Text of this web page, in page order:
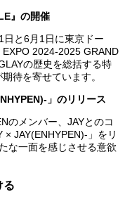
』の開催
と6月1日に東京ドー
2024-2025 GRAND
の歴史を総括する特
待を寄せています。
」のリリース
のメンバー、JAYとのコ
JAY(ENHYPEN)-」をリ
な一面を感じさせる意欲
る